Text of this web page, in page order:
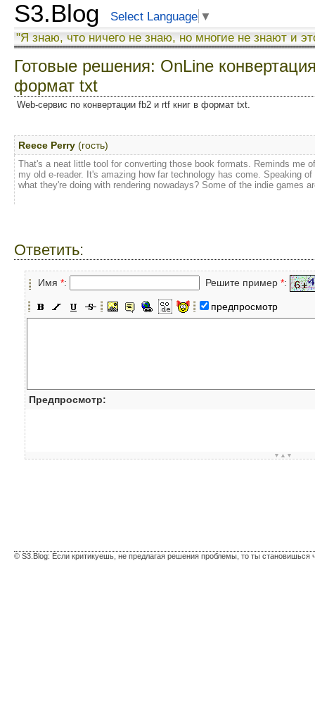
S3.Blog Select Language ▼
"Я знаю, что ничего не знаю, но многие не знают и
Готовые решения: OnLine
формат txt
Web-сервис по конвертации fb2 и rtf книг в формат txt.
Reece Perry (гость)
That's a neat little tool for converting those book formats. Reminds me
my old e-reader. It's amazing how far technology has come. Speaking
what they're doing with rendering nowadays? Some of the indie games
Ответить:
Имя *: Решите пример *:
предпросмотр
Предпросмотр:
▼▲▼
© S3.Blog: Если критикуешь, не предлагая решения проблемы, то ты становишься